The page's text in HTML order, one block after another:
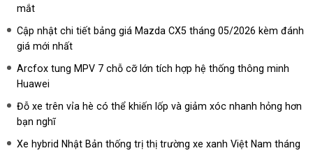
mắt
Cập nhật chi tiết bảng giá Mazda CX5 tháng 05/2026 kèm đánh
giá mới nhất
Arcfox tung MPV 7 chỗ cỡ lớn tích hợp hệ thống thông minh
Huawei
Đỗ xe trên vỉa hè có thể khiến lốp và giảm xóc nhanh hỏng hơn
bạn nghĩ
Xe hybrid Nhật Bản thống trị thị trường xe xanh Việt Nam tháng